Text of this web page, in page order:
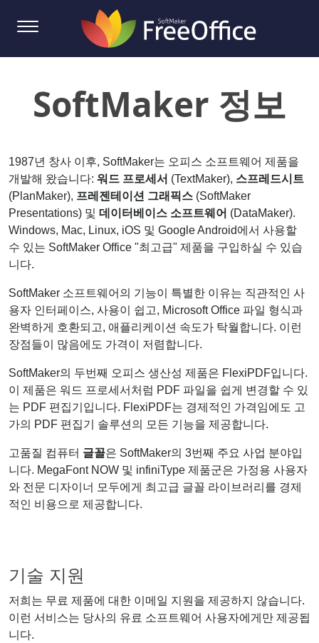
SoftMaker 정보
1987년 창사 이후, SoftMaker는 오피스 소프트웨어 제품을
개발해 왔습니다: 워드 프로세서 (TextMaker), 스프레드시트
(PlanMaker), 프레젠테이션 그래픽스 (SoftMaker
Presentations) 및 데이터베이스 소프트웨어 (DataMaker).
Windows, Mac, Linux, iOS 및 Google Android에서 사용할
수 있는 SoftMaker Office "최고급" 제품을 구입하실 수 있습
니다.
SoftMaker 소프트웨어의 기능이 특별한 이유는 직관적인 사
용자 인터페이스, 사용이 쉽고, Microsoft Office 파일 형식과
완벽하게 호환되고, 애플리케이션 속도가 탁월합니다. 이런
장점들이 많음에도 가격이 저렴합니다.
SoftMaker의 두번째 오피스 생산성 제품은 FlexiPDF입니다.
이 제품은 워드 프로세서처럼 PDF 파일을 쉽게 변경할 수 있
는 PDF 편집기입니다. FlexiPDF는 경제적인 가격임에도 고
가의 PDF 편집기 솔루션의 모든 기능을 제공합니다.
고품질 컴퓨터 글꼴은 SoftMaker의 3번째 주요 사업 분야입
니다. MegaFont NOW 및 infiniType 제품군은 가정용 사용자
와 전문 디자이너 모두에게 최고급 글꼴 라이브러리를 경제
적인 비용으로 제공합니다.
기술 지원
저희는 무료 제품에 대한 이메일 지원을 제공하지 않습니다.
이런 서비스는 당사의 유료 소프트웨어 사용자에게만 제공됩
니다.